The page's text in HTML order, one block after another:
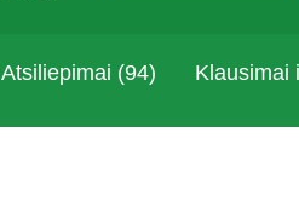
Atsiliepimai (94) Klausimai